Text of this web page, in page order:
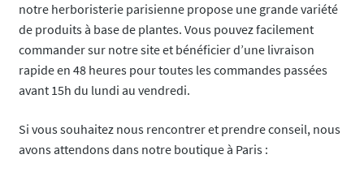
notre herboristerie parisienne propose une grande variété
de produits à base de plantes. Vous pouvez facilement
commander sur notre site et bénéficier d’une livraison
rapide en 48 heures pour toutes les commandes passées
avant 15h du lundi au vendredi.
Si vous souhaitez nous rencontrer et prendre conseil, nous
avons attendons dans notre boutique à Paris :